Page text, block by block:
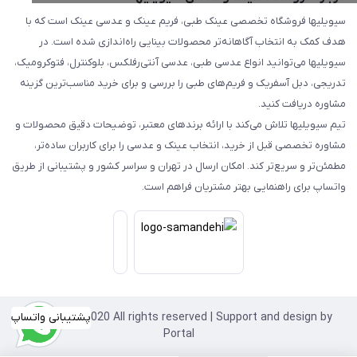
سیویلیها فروشگاه تخصصی عینک طبی، فریم عینک و عدسی عینک است که با
هدف کمک به انتخاب آگاهانه‌تر محصولات بینایی راه‌اندازی شده است. در
سیویلیها می‌توانید انواع عدسی طبی، عدسی آنتی‌رفلکس، بلوکنترل، فتوکرومیک،
تدریجی، دبل آسفریک و فریم‌های طبی را بررسی و برای خرید مناسب‌ترین گزینه
مشاوره دریافت کنید.
تیم سیویلیها تلاش می‌کند با ارائه برندهای معتبر، توضیحات دقیق محصولات و
مشاوره تخصصی قبل از خرید، انتخاب عینک و عدسی را برای کاربران ساده‌تر،
مطمئن‌تر و سریع‌تر کند. امکان ارسال در تهران و سراسر کشور و پشتیبانی از طریق
واتساپ برای راهنمایی بهتر مشتریان فراهم است.
پشتیبانی واتساپ
Copyright©2020 All rights reserved | Support and design by
Portal